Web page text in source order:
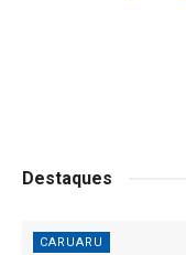
Destaques
CARUARU